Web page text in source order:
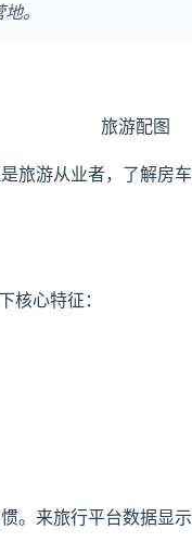
。
旅游从业者，了解房
核心特征：
。来旅行平台数据显